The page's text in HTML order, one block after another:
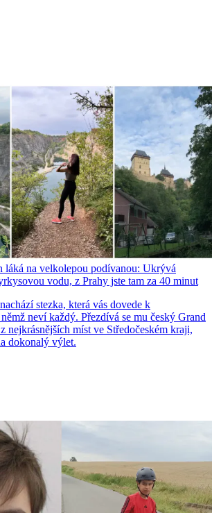
láká na velkolepou podívanou: Ukrývá
vodu, z Prahy jste tam za 40 minut
stezka, která vás dovede k
neví každý. Přezdívá se mu český Grand
nejkrásnějších míst ve Středočeském kraji,
dokonalý výlet.